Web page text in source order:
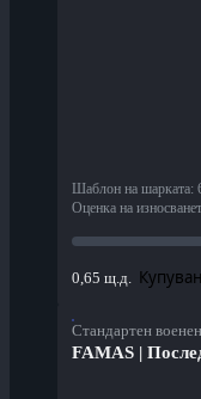
Шаблон на шарката:
Оценка на
0,65 щ.д.
Стандартен
FAMAS |